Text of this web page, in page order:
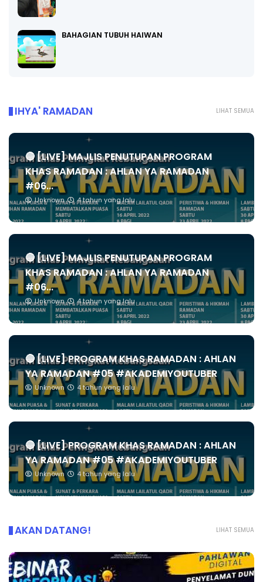
BAHAGIAN TUBUH HAIWAN
LIHAT SEMUA
IHYA' RAMADAN
🔴 [LIVE] MAJLIS PENUTUPAN PROGRAM
KHAS RAMADAN : AHLAN YA RAMADAN
#06...
Unknown 4 tahun yang lalu
🔴 [LIVE] MAJLIS PENUTUPAN PROGRAM
KHAS RAMADAN : AHLAN YA RAMADAN
#06...
Unknown 4 tahun yang lalu
🔴 [LIVE] PROGRAM KHAS RAMADAN : AHLAN
YA RAMADAN #05 #AKADEMIYOUTUBER
Unknown 4 tahun yang lalu
🔴 [LIVE] PROGRAM KHAS RAMADAN : AHLAN
YA RAMADAN #05 #AKADEMIYOUTUBER
Unknown 4 tahun yang lalu
LIHAT SEMUA
AKAN DATANG!